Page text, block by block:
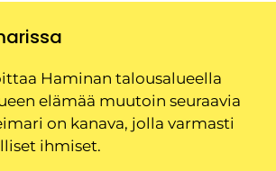
Haminan talousalueella
elämää muutoin seuraavia
on kanava, jolla varmasti
ihmiset.